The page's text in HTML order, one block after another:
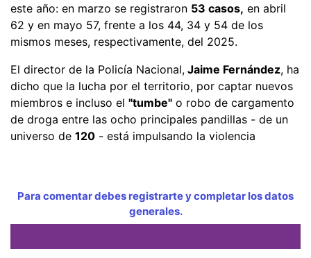
este año: en marzo se registraron 53 casos, en abril
62 y en mayo 57, frente a los 44, 34 y 54 de los
mismos meses, respectivamente, del 2025.
El director de la Policía Nacional, Jaime Fernández, ha
dicho que la lucha por el territorio, por captar nuevos
miembros e incluso el "tumbe" o robo de cargamento
de droga entre las ocho principales pandillas - de un
universo de 120 - está impulsando la violencia
Para comentar debes registrarte y completar los datos
generales.